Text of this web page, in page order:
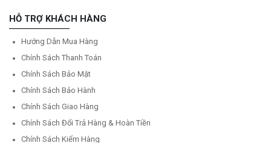
HỖ TRỢ KHÁCH HÀNG
Hướng Dẫn Mua Hàng
Chính Sách Thanh Toán
Chính Sách Bảo Mật
Chính Sách Bảo Hành
Chính Sách Giao Hàng
Chính Sách Đổi Trả Hàng & Hoàn Tiền
Chính Sách Kiểm Hàng